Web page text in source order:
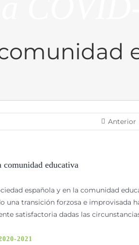
Anterior
comunidad educativa
española y en la comunidad
una transición forzosa e improvisada
satisfactoria dadas las
2021